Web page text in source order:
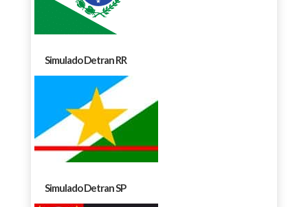
Simulado Detran RR
Simulado Detran SP